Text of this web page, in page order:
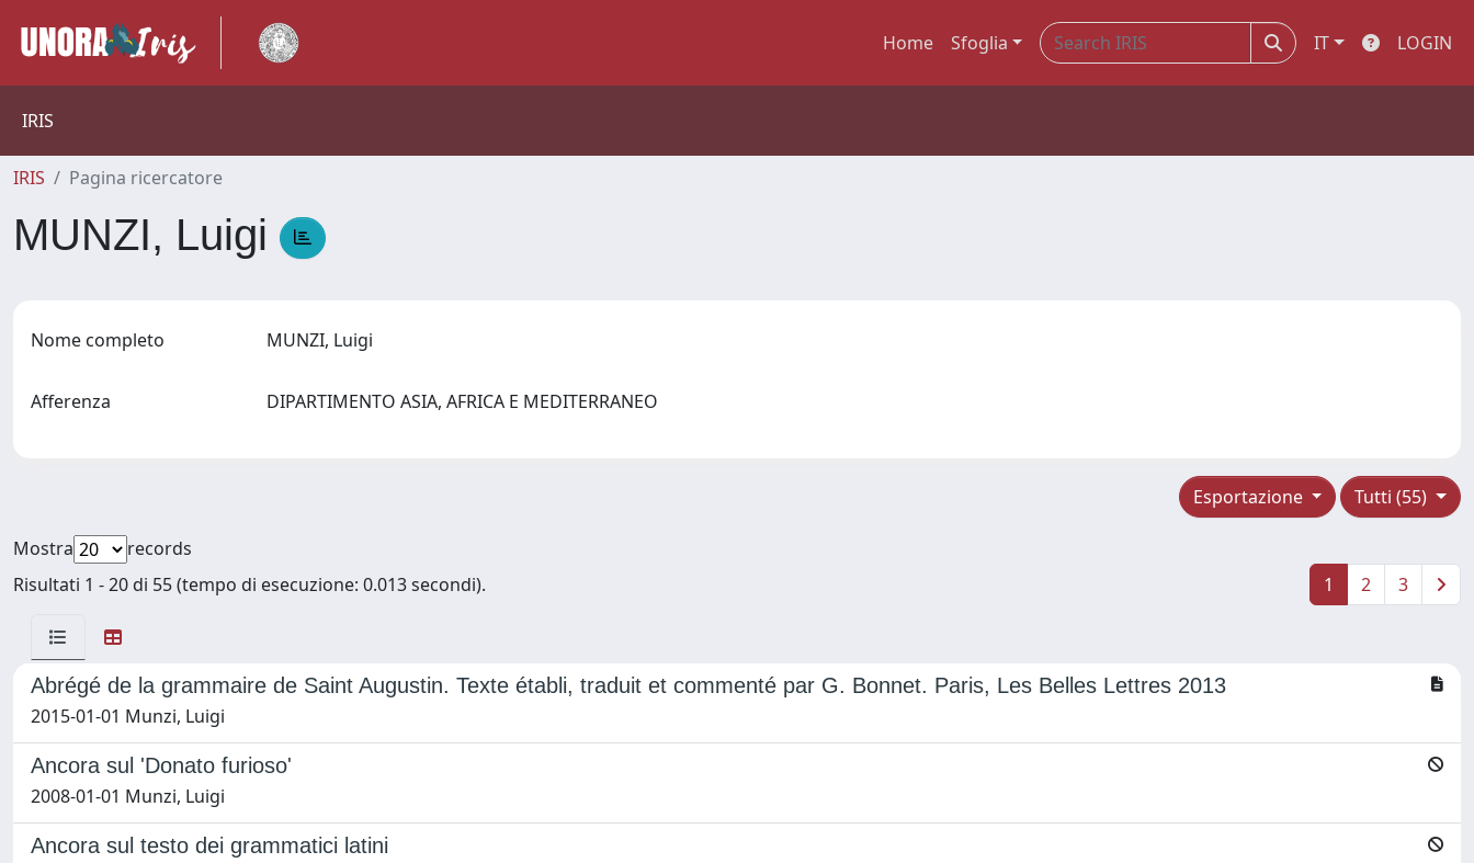
Home Sfoglia IT LOGIN
IRIS
IRIS Pagina ricercatore
MUNZI, Luigi
Nome completo MUNZI, Luigi
Afferenza DIPARTIMENTO ASIA, AFRICA E MEDITERRANEO
Tutti (55)
Esportazione
Mostra
records
Risultati 1 - 20 di 55 (tempo di esecuzione: 0.013 secondi).
1 2 3
Abrégé de la grammaire de Saint Augustin. Texte établi, traduit et commenté par G. Bonnet. Paris, Les Belles Lettres 2013
2015-01-01 Munzi, Luigi
Ancora sul 'Donato furioso'
2008-01-01 Munzi, Luigi
Ancora sul testo dei grammatici latini